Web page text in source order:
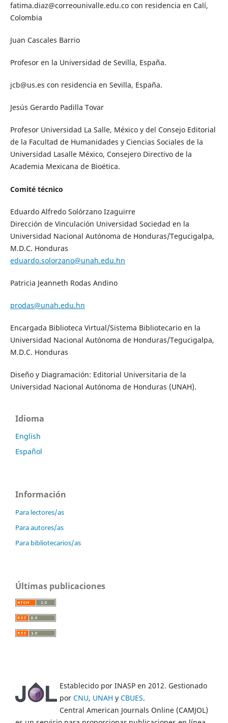
fatima.diaz@correounivalle.edu.co con residencia en Calí,
Colombia
Juan Cascales Barrio
Profesor en la Universidad de Sevilla, España.
jcb@us.es con residencia en Sevilla, España.
Jesús Gerardo Padilla Tovar
Profesor Universidad La Salle, México y del Consejo Editorial
de la Facultad de Humanidades y Ciencias Sociales de la
Universidad Lasalle México, Consejero Directivo de la
Academia Mexicana de Bioética.
Comité técnico
Eduardo Alfredo Solórzano Izaguirre
Dirección de Vinculación Universidad Sociedad en la
Universidad Nacional Autónoma de Honduras/Tegucigalpa,
M.D.C. Honduras
eduardo.solorzano@unah.edu.hn
Patricia Jeanneth Rodas Andino
prodas@unah.edu.hn
Encargada Biblioteca Virtual/Sistema Bibliotecario en la
Universidad Nacional Autónoma de Honduras/Tegucigalpa,
M.D.C. Honduras
Diseño y Diagramación: Editorial Universitaria de la
Universidad Nacional Autónoma de Honduras (UNAH).
Idioma
English
Español
Información
Para lectores/as
Para autores/as
Para bibliotecarios/as
Últimas publicaciones
Establecido por INASP en 2012. Gestionado
por CNU, UNAH y CBUES.
Central American Journals Online (CAMJOL)